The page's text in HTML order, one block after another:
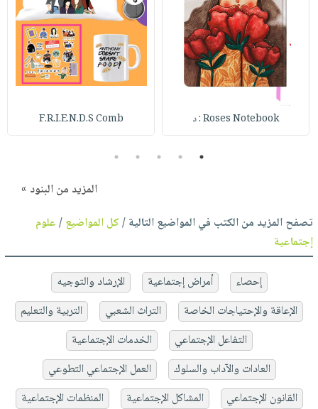
Roses Notebook : د F.R.I.E.N.D.S Comb
1
2
3
4
5
المزيد من البنود »
تصفح المزيد من الكتب في المواضيع التالية /كل المواضيع/علوم
إجتماعية
إحصاء أمراض إجتماعية
الإرشاد والتوجيه
الإعاقة والإحتياجات الخاصة
التراث الشعبي
التربية والتعليم
التفاعل الإجتماعي
الخدمات الإجتماعية
العادات والآداب والسلوك
العمل الإجتماعي التطوعي
القانون الإجتماعي
المشاكل الإجتماعية
المنظمات الإجتماعية